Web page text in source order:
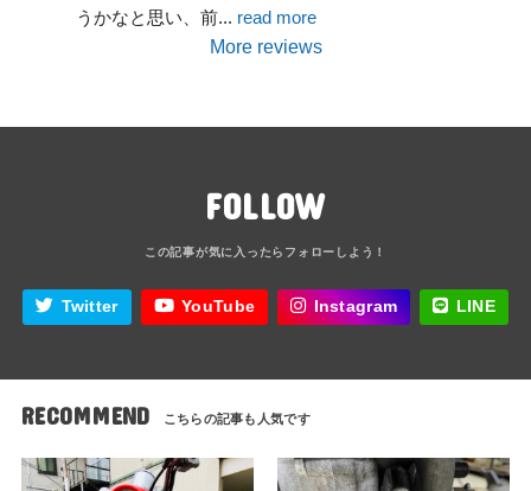
うかなと思い、前... read more
More reviews
FOLLOW
Twitter YouTube Instagram LINE
RECOMMEND